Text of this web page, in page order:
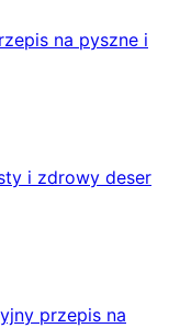
na pyszne i
i zdrowy deser
przepis na